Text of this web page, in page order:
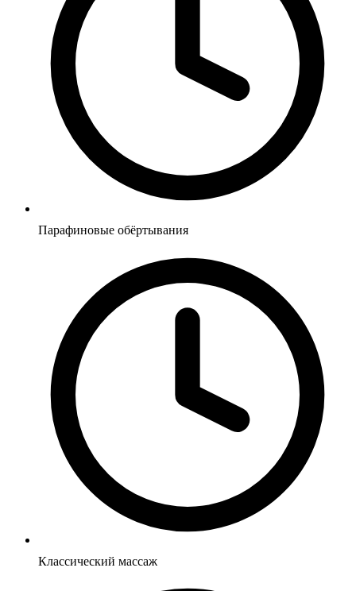
Парафиновые обёртывания
Классический массаж